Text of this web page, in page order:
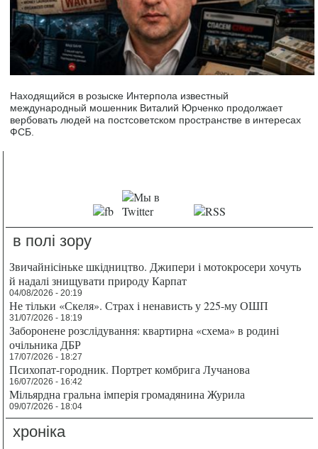
Находящийся в розыске Интерпола известный
международный мошенник Виталий Юрченко продолжает
вербовать людей на постсоветском пространстве в интересах
ФСБ.
в полі зору
Звичайнісіньке шкідництво. Джипери і мотокросери хочуть
й надалі знищувати природу Карпат
04/08/2026 - 20:19
Не тільки «Скеля». Страх і ненависть у 225-му ОШП
31/07/2026 - 18:19
Заборонене розслідування: квартирна «схема» в родині
очільника ДБР
17/07/2026 - 18:27
Психопат-городник. Портрет комбрига Лучанова
16/07/2026 - 16:42
Мільярдна гральна імперія громадянина Журила
09/07/2026 - 18:04
хроніка